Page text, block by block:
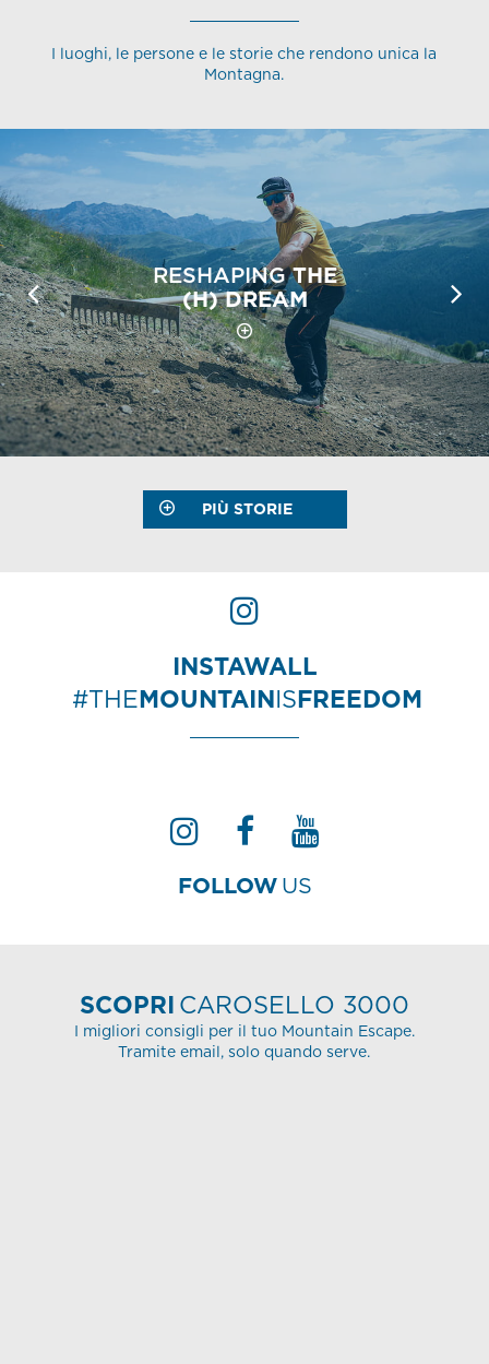
I luoghi, le persone e le storie che rendono unica la
Montagna.
RESHAPINGTHE
(H) DREAM
PIÙ STORIE
INSTAWALL
#THEMOUNTAINISFREEDOM
FOLLOWUS
SCOPRICAROSELLO 3000
I migliori consigli per il tuo Mountain Escape.
Tramite email, solo quando serve.